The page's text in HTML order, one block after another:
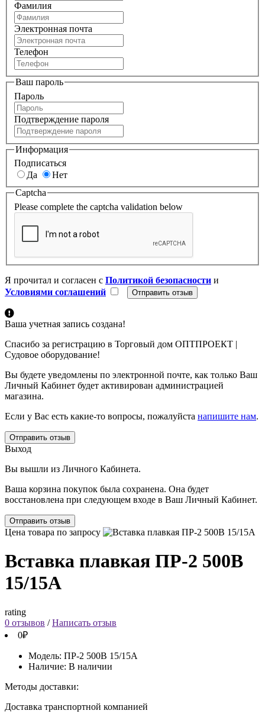
Фамилия
Электронная почта
Телефон
Ваш пароль
Пароль
Подтверждение пароля
Информация
Подписаться
Да
Нет
Captcha
Please complete the captcha validation below
Я прочитал и согласен с Политикой безопасности и
Условиями соглашений
Ваша учетная запись создана!
Спасибо за регистрацию в Торговый дом ОПТПРОЕКТ |
Судовое оборудование!
Вы будете уведомлены по электронной почте, как только Ваш
Личный Кабинет будет активирован администрацией
магазина.
Если у Вас есть какие-то вопросы, пожалуйста напишите нам.
Отправить отзыв
Выход
Вы вышли из Личного Кабинета.
Ваша корзина покупок была сохранена. Она будет
восстановлена при следующем входе в Ваш Личный Кабинет.
Отправить отзыв
Цена товара по запросу
Вставка плавкая ПР-2 500В
15/15А
rating
0 отзывов /Написать отзыв
0₽
Модель: ПР-2 500В 15/15А
Наличие: В наличии
Методы доставки:
Доставка транспортной компанией